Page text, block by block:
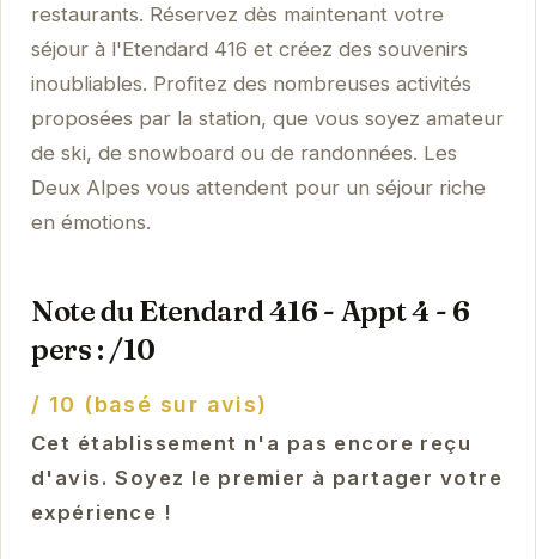
restaurants. Réservez dès maintenant votre
séjour à l'Etendard 416 et créez des souvenirs
inoubliables. Profitez des nombreuses activités
proposées par la station, que vous soyez amateur
de ski, de snowboard ou de randonnées. Les
Deux Alpes vous attendent pour un séjour riche
en émotions.
Note du Etendard 416 - Appt 4 - 6
pers : /10
/ 10 (basé sur avis)
Cet établissement n'a pas encore reçu
d'avis. Soyez le premier à partager votre
expérience !